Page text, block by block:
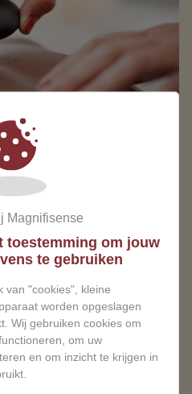
IN
De warmte van de stenen
spieren volledig te
Magnifisense
toestemming om jouw
te gebruiken
van "cookies", kleine
worden opgeslagen
Wij gebruiken cookies om
om uw
en om inzicht te krijgen in